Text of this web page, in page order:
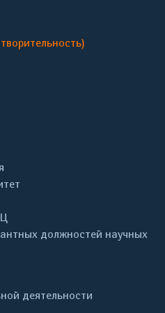
должностей научных
деятельности